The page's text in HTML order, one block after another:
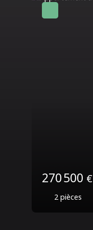
263 500
2pièces